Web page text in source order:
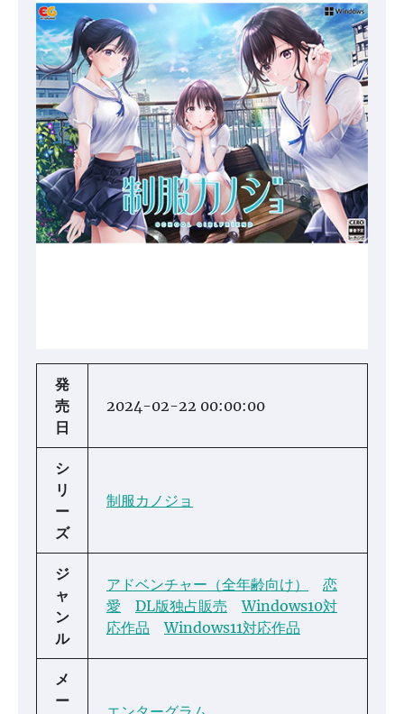
発
売
日
2024-02-22 00:00:00
シ
リ
ー
ズ
制服カノジョ
ジ
ャ
ン
ル
アドベンチャー（全年齢向け）
恋
愛
DL版独占販売
Windows10対
応作品
Windows11対応作品
メ
ー